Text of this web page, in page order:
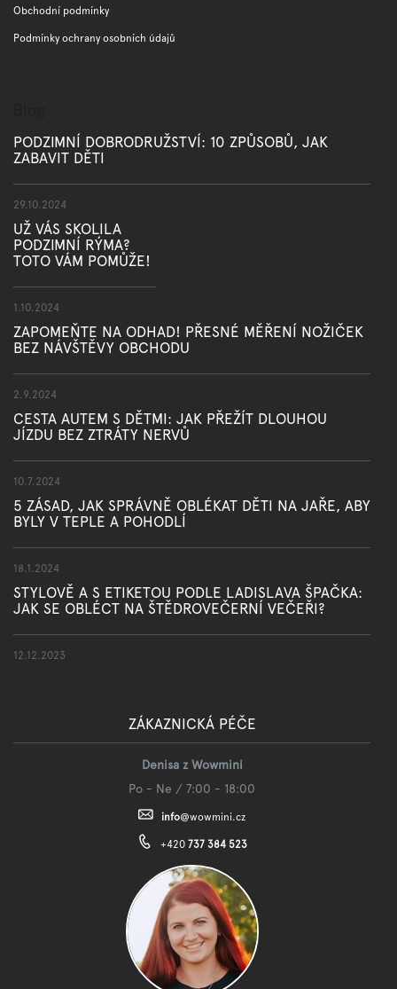
Obchodní podmínky
Podmínky ochrany osobních údajů
PODZIMNÍ DOBRODRUŽSTVÍ: 10 ZPŮSOBŮ, JAK
ZABAVIT DĚTI
29.10.2024
UŽ VÁS SKOLILA
PODZIMNÍ RÝMA?
TOTO VÁM POMŮŽE!
1.10.2024
ZAPOMEŇTE NA ODHAD! PŘESNÉ MĚŘENÍ NOŽIČEK
BEZ NÁVŠTĚVY OBCHODU
2.9.2024
CESTA AUTEM S DĚTMI: JAK PŘEŽÍT DLOUHOU
JÍZDU BEZ ZTRÁTY NERVŮ
10.7.2024
5 ZÁSAD, JAK SPRÁVNĚ OBLÉKAT DĚTI NA JAŘE, ABY
BYLY V TEPLE A POHODLÍ
18.1.2024
STYLOVĚ A S ETIKETOU PODLE LADISLAVA ŠPAČKA:
JAK SE OBLÉCT NA ŠTĚDROVEČERNÍ VEČEŘI?
12.12.2023
ZÁKAZNICKÁ PÉČE
Denisa z Wowmini
Po - Ne / 7:00 - 18:00
info@wowmini.cz
+420 737 384 523